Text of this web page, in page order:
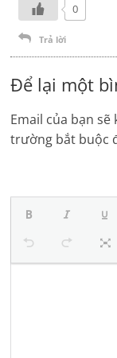
0
Trả lời
Để lại một
Email của bạn
trường bắt buộc